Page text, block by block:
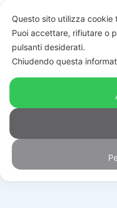
Questo sito utilizza cookie
Puoi accettare, rifiutare o
pulsanti desiderati.
Chiudendo questa